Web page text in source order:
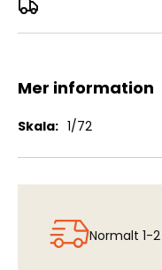
Mer information
Mer
1/72
Normalt 1-